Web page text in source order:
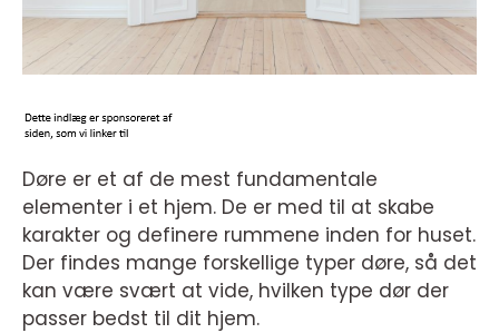
Døre er et af de mest fundamentale
elementer i et hjem. De er med til at skabe
karakter og definere rummene inden for huset.
Der findes mange forskellige typer døre, så det
kan være svært at vide, hvilken type dør der
passer bedst til dit hjem.